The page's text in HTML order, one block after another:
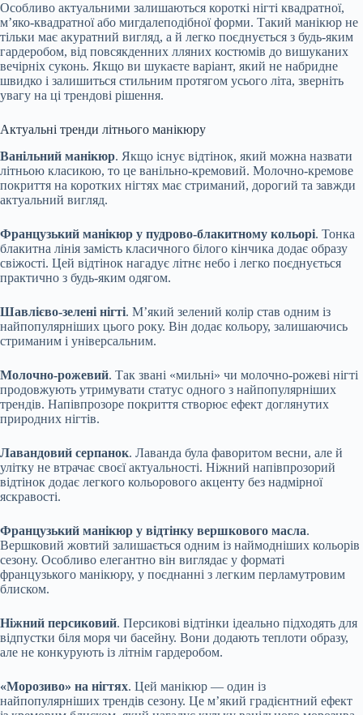
Особливо актуальними залишаються короткі нігті квадратної,
м’яко-квадратної або мигдалеподібної форми. Такий манікюр не
тільки має акуратний вигляд, а й легко поєднується з будь-яким
гардеробом, від повсякденних лляних костюмів до вишуканих
вечірніх суконь. Якщо ви шукаєте варіант, який не набридне
швидко і залишиться стильним протягом усього літа, зверніть
увагу на ці трендові рішення.
Актуальні тренди літнього манікюру
Ванільний манікюр. Якщо існує відтінок, який можна назвати
літньою класикою, то це ванільно-кремовий. Молочно-кремове
покриття на коротких нігтях має стриманий, дорогий та завжди
актуальний вигляд.
Французький манікюр у пудрово-блакитному кольорі. Тонка
блакитна лінія замість класичного білого кінчика додає образу
свіжості. Цей відтінок нагадує літнє небо і легко поєднується
практично з будь-яким одягом.
Шавлієво-зелені нігті. М’який зелений колір став одним із
найпопулярніших цього року. Він додає кольору, залишаючись
стриманим і універсальним.
Молочно-рожевий. Так звані «мильні» чи молочно-рожеві нігті
продовжують утримувати статус одного з найпопулярніших
трендів. Напівпрозоре покриття створює ефект доглянутих
природних нігтів.
Лавандовий серпанок. Лаванда була фаворитом весни, але й
улітку не втрачає своєї актуальності. Ніжний напівпрозорий
відтінок додає легкого кольорового акценту без надмірної
яскравості.
Французький манікюр у відтінку вершкового масла.
Вершковий жовтий залишається одним із наймодніших кольорів
сезону. Особливо елегантно він виглядає у форматі
французького манікюру, у поєднанні з легким перламутровим
блиском.
Ніжний персиковий. Персикові відтінки ідеально підходять для
відпустки біля моря чи басейну. Вони додають теплоти образу,
але не конкурують із літнім гардеробом.
«Морозиво» на нігтях. Цей манікюр — один із
найпопулярніших трендів сезону. Це м’який градієнтний ефект